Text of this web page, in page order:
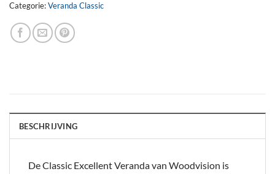
Categorie:Veranda Classic
BESCHRIJVING
De Classic Excellent Veranda van Woodvision is